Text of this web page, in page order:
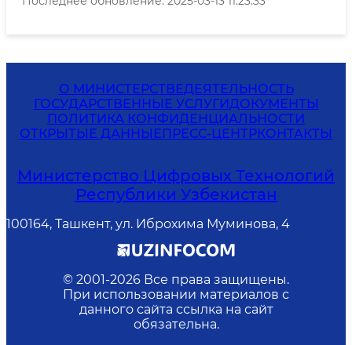
О МИНИСТЕРСТВЕДЕЯТЕЛЬНОСТЬ
ГОСУДАРСТВЕННЫЕ УСЛУГИДОКУМЕНТЫ
ПОЛИТИКА КОНФИДЕНЦИАЛЬНОСТИ
ОТКРЫТЫЕ ДАННЫЕПРЕСС-ЦЕНТРКОНТАКТЫ
Министерство Цифровых Технологий
Республики Узбекистан
100164, Ташкент, ул. Иброхима Муминова, 4
© 2001-2026 Все права защищены.
При использовании материалов с
данного сайта ссылка на сайт
обязательна.